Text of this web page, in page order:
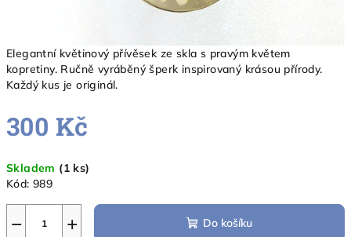
Elegantní květinový přívěsek ze skla s pravým květem
kopretiny. Ručně vyráběný šperk inspirovaný krásou přírody.
Každý kus je originál.
300 Kč
cena:
Skladem (1 ks)
Kód: 989
+
− Do košíku